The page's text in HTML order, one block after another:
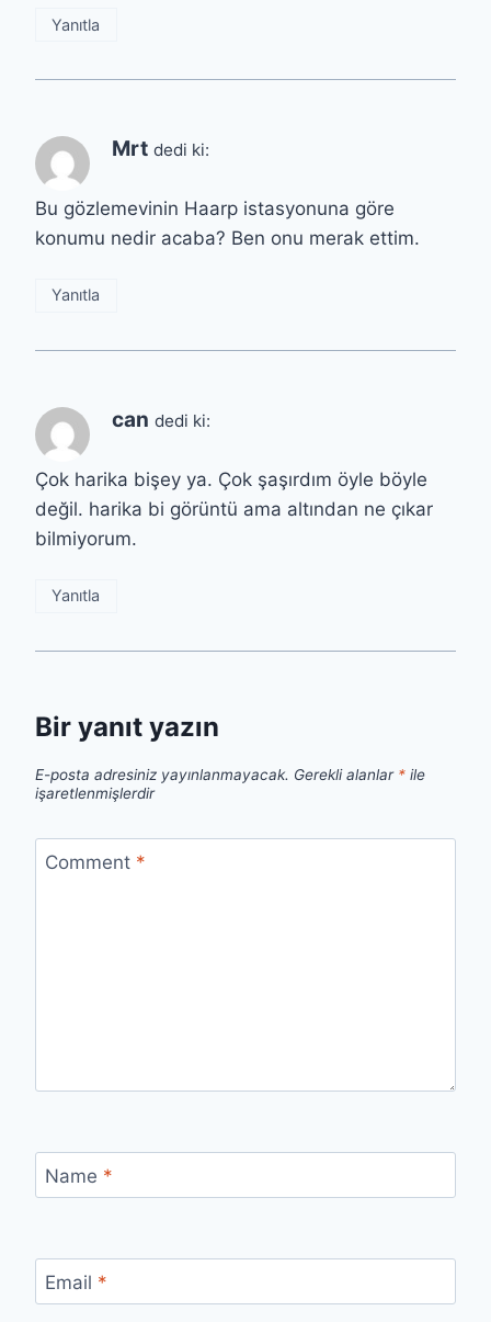
Yanıtla
Mrt dedi ki:
Bu gözlemevinin Haarp istasyonuna göre
konumu nedir acaba? Ben onu merak ettim.
Yanıtla
can dedi ki:
Çok harika bişey ya. Çok şaşırdım öyle böyle
değil. harika bi görüntü ama altından ne çıkar
bilmiyorum.
Yanıtla
Bir yanıt yazın
E-posta adresiniz yayınlanmayacak. Gerekli alanlar * ile
işaretlenmişlerdir
Comment *
Name *
Email *